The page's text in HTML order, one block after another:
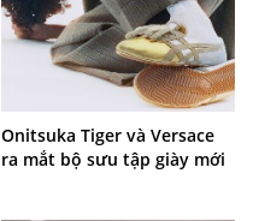
Onitsuka Tiger và Versace
ra mắt bộ sưu tập giày mới